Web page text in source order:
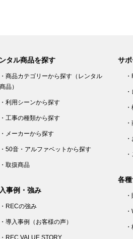
タル商品を探す
・商品カテゴリーから探す（レンタル
商品）
・利用シーンから探す
・工事の種類から探す
・メーカーから探す
・50音・アルファベットから探す
・取扱商品
事例・強み
・RECの強み
・導入事例（お客様の声）
・REC VALUE STORY
サ
各